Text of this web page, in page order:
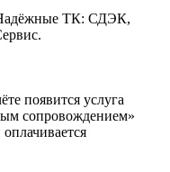
ТК: СДЭК,
появится услуга
сопровождением»